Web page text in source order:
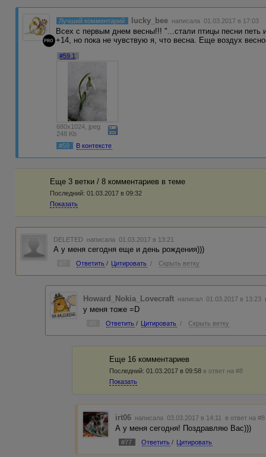
PRO
Лучший комментарий lucky_bee написала 01.03.2017 в 17:03
Всех с первым днем весны!!! "...стали птицы песни петь
+14, но пока не чувствую я, что весна. Еще воздух
#59.1
680x1024, jpeg
248 Kb
#59
В контексте
Еще 3 ветки / 8 комментариев в темe
Последний: 01.03.2017 в 09:32
Показать
DELETED написала 01.03.2017 в 13:21
А у меня сегодня еще и день рождения)))
Ответить / Цитировать / Скрыть ветку
Howard_Nokia_Lovecraft написал 01.03.2017 в 13:23
у меня тоже =D
Ответить / Цитировать / Скрыть ветку
Еще 16 комментариев
Последний: 01.03.2017 в 09:58 в ответ на #8
Показать
irt06 написала 03.03.2017 в 14:11 в ответ на #8
А у меня сегодня! Поздравляю Вас)))
#77 Ответить / Цитировать